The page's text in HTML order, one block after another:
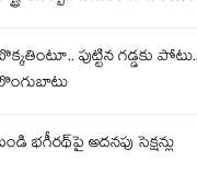
పుట్టిన గడ్డకు
భగీరథ్‌పై అదనపు సెక్షన్లు